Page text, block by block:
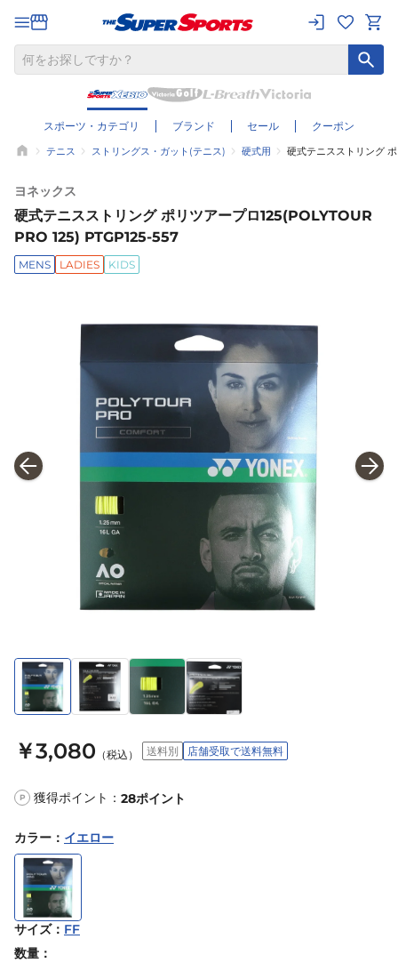
スポーツ・カテゴリ ブランド セール クーポン
テニス ストリングス・ガット(テニス) 硬式用 硬式テニスストリング
ヨネックス
硬式テニスストリング ポリツアープロ125(POLYTOUR
PRO 125) PTGP125-557
MENS LADIES KIDS
￥3,080 （税込） 送料別 店舗受取で送料無料
P 獲得ポイント： 28ポイント
カラー ： イエロー
サイズ： FF
数量：